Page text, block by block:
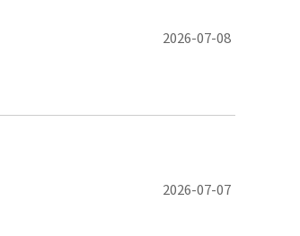
2026-07-08
2026-07-07